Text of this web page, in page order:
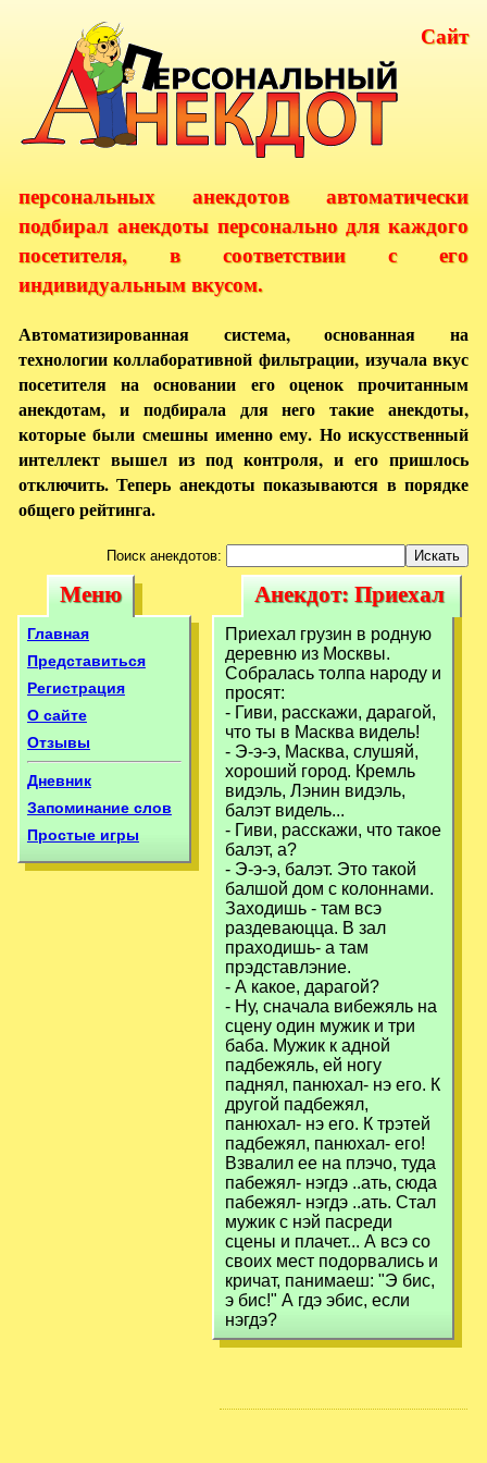
Сайт
персональных анекдотов автоматически
подбирал анекдоты персонально для каждого
посетителя, в соответствии с его
индивидуальным вкусом.
Автоматизированная система, основанная на
технологии коллаборативной фильтрации, изучала вкус
посетителя на основании его оценок прочитанным
анекдотам, и подбирала для него такие анекдоты,
которые были смешны именно ему. Но искусственный
интеллект вышел из под контроля, и его пришлось
отключить. Теперь анекдоты показываются в порядке
общего рейтинга.
Поиск анекдотов:
Меню
Меню
Главная
Представиться
Регистрация
О сайте
Отзывы
Дневник
Запоминание слов
Простые игры
Анекдот:
Приехал грузин в
родную деревню
из
Анекдот: Приехал
грузин в родную
деревню из
Приехал грузин в родную
деревню из Москвы.
Собралась толпа народу и
просят:
- Гиви, расскажи, дарагой,
что ты в Масква видель!
- Э-э-э, Масква, слушяй,
хороший город. Кремль
видэль, Лэнин видэль,
балэт видель...
- Гиви, расскажи, что такое
балэт, а?
- Э-э-э, балэт. Это такой
балшой дом с колоннами.
Заходишь - там всэ
раздеваюцца. В зал
праходишь- а там
прэдставлэние.
- А какое, дарагой?
- Ну, сначала вибежяль на
сцену один мужик и три
баба. Мужик к адной
падбежяль, ей ногу
паднял, панюхал- нэ его. К
другой падбежял,
панюхал- нэ его. К трэтей
падбежял, панюхал- его!
Взвалил ее на плэчо, туда
пабежял- нэгдэ ..ать, сюда
пабежял- нэгдэ ..ать. Стал
мужик с нэй пасреди
сцены и плачет... А всэ со
своих мест подорвались и
кричат, панимаеш: "Э бис,
э бис!" А гдэ эбис, если
нэгдэ?